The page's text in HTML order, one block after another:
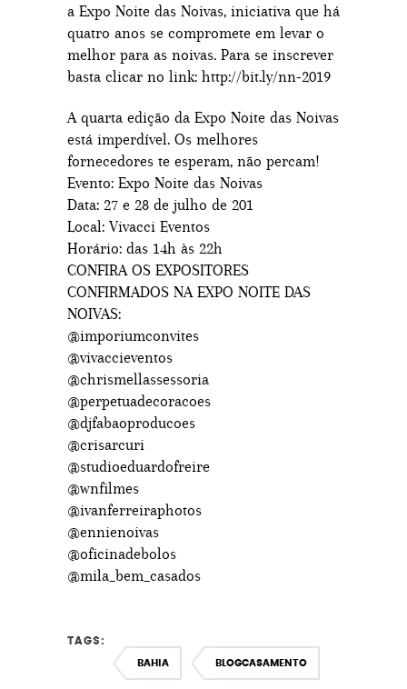
a Expo Noite das Noivas, iniciativa que há
quatro anos se compromete em levar o
melhor para as noivas. Para se inscrever
basta clicar no link: http://bit.ly/nn-2019
A quarta edição da Expo Noite das Noivas
está imperdível. Os melhores
fornecedores te esperam, não percam!
Evento: Expo Noite das Noivas
Data: 27 e 28 de julho de 201
Local: Vivacci Eventos
Horário: das 14h às 22h
CONFIRA OS EXPOSITORES
CONFIRMADOS NA EXPO NOITE DAS
NOIVAS:
@imporiumconvites
@vivaccieventos
@chrismellassessoria
@perpetuadecoracoes
@djfabaoproducoes
@crisarcuri
@studioeduardofreire
@wnfilmes
@ivanferreiraphotos
@ennienoivas
@oficinadebolos
@mila_bem_casados
TAGS:
BAHIA BLOGCASAMENTO